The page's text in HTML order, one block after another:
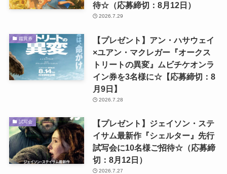
待☆（応募締切：8月12日）
2026.7.29
鑑賞券
【プレゼント】アン・ハサウェイ
×ユアン・マクレガー『オークス
トリートの異変』ムビチケオンラ
イン券を3名様に☆【応募締切：8
月9日】
2026.7.28
試写会
【プレゼント】ジェイソン・ステ
イサム最新作『シェルター』先行
試写会に10名様ご招待☆（応募締
切：8月12日）
2026.7.27